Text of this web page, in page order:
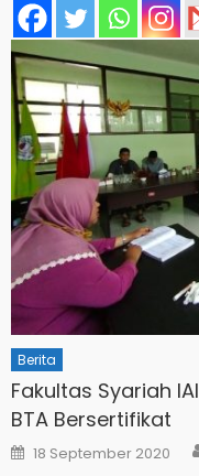
Berita
Fakultas Syariah
BTA Bersertifikat
Posted
on
18 September 2020